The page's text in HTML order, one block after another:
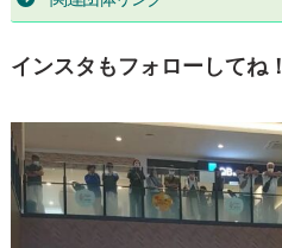
インスタもフォローしてね！